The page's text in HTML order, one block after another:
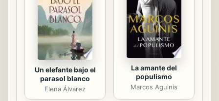
Un elefante bajo el
parasol blanco
Elena Álvarez
La amante del
populismo
Marcos Aguinis